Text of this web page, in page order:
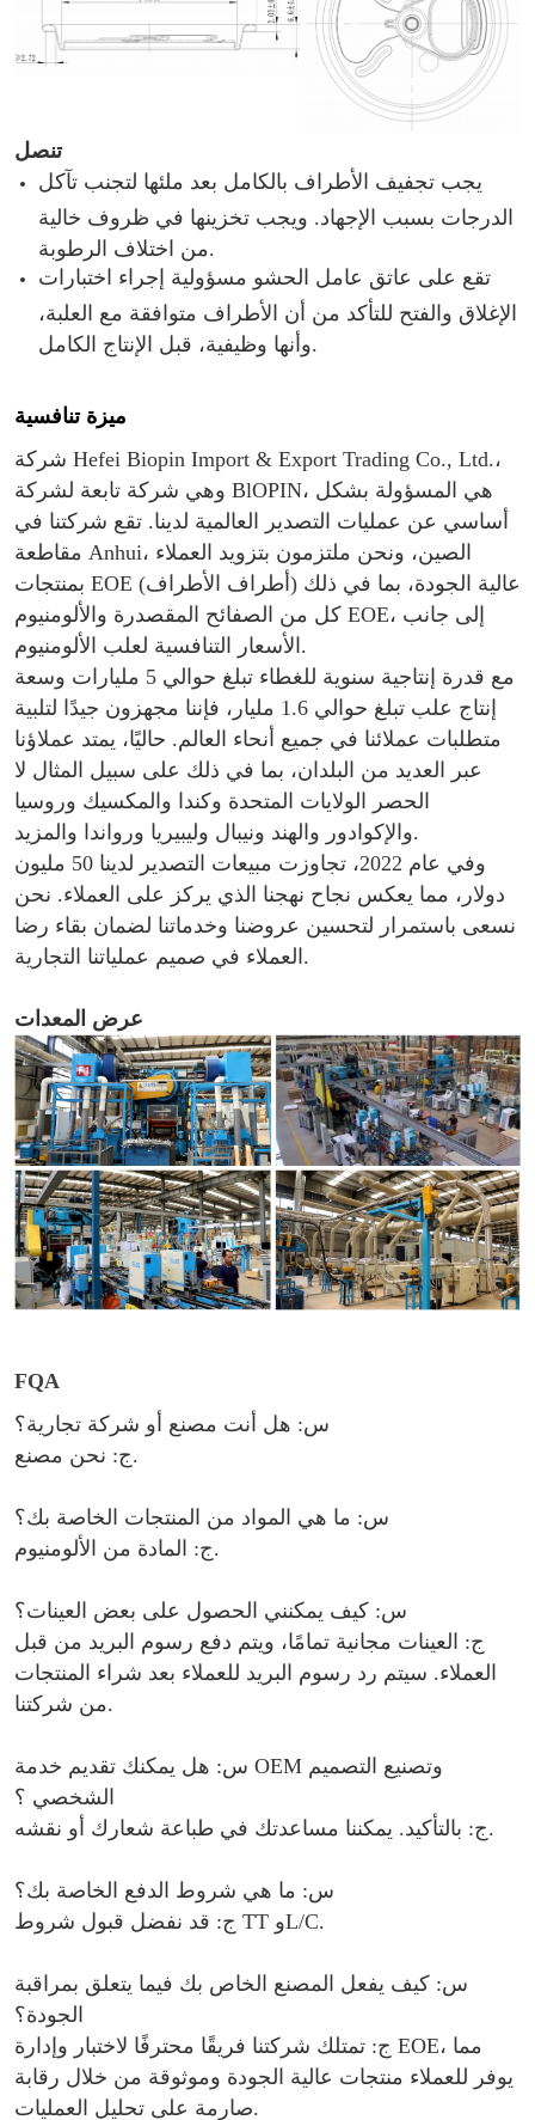
تنصل
يجب تجفيف الأطراف بالكامل بعد ملئها لتجنب تآكل
الدرجات بسبب الإجهاد. ويجب تخزينها في ظروف خالية
تقع على عاتق عامل الحشو مسؤولية إجراء اختبارات
الإغلاق والفتح للتأكد من أن الأطراف متوافقة مع العلبة،
ميزة تنافسية
شركة Hefei Biopin Import & Export Trading Co., Ltd.،
وهي شركة تابعة لشركة BlOPIN، هي المسؤولة بشكل
أساسي عن عمليات التصدير العالمية لدينا. تقع شركتنا في
مقاطعة Anhui، الصين، ونحن ملتزمون بتزويد العملاء
بمنتجات EOE (أطراف الأطراف) عالية الجودة، بما في ذلك
كل من الصفائح المقصدرة والألومنيوم EOE، إلى جانب
الأسعار التنافسية لعلب الألومنيوم.
مع قدرة إنتاجية سنوية للغطاء تبلغ حوالي 5 مليارات وسعة
إنتاج علب تبلغ حوالي 1.6 مليار، فإننا مجهزون جيدًا لتلبية
متطلبات عملائنا في جميع أنحاء العالم. حاليًا، يمتد عملاؤنا
عبر العديد من البلدان، بما في ذلك على سبيل المثال لا
الحصر الولايات المتحدة وكندا والمكسيك وروسيا
والإكوادور والهند ونيبال وليبيريا ورواندا والمزيد.
وفي عام 2022، تجاوزت مبيعات التصدير لدينا 50 مليون
دولار، مما يعكس نجاح نهجنا الذي يركز على العملاء. نحن
نسعى باستمرار لتحسين عروضنا وخدماتنا لضمان بقاء رضا
العملاء في صميم عملياتنا التجارية.
عرض المعدات
FQA
س: هل أنت مصنع أو شركة تجارية؟
ج: نحن مصنع.
س: ما هي المواد من المنتجات الخاصة بك؟
ج: المادة من الألومنيوم.
س: كيف يمكنني الحصول على بعض العينات؟
ج: العينات مجانية تمامًا، ويتم دفع رسوم البريد من قبل
العملاء. سيتم رد رسوم البريد للعملاء بعد شراء المنتجات
من شركتنا.
س: هل يمكنك تقديم خدمة OEM وتصنيع التصميم
الشخصي ؟
ج: بالتأكيد. يمكننا مساعدتك في طباعة شعارك أو نقشه.
س: ما هي شروط الدفع الخاصة بك؟
ج: قد نفضل قبول شروط TT وL/C.
س: كيف يفعل المصنع الخاص بك فيما يتعلق بمراقبة
الجودة؟
ج: تمتلك شركتنا فريقًا محترفًا لاختبار وإدارة EOE، مما
يوفر للعملاء منتجات عالية الجودة وموثوقة من خلال رقابة
صارمة على تحليل العمليات.